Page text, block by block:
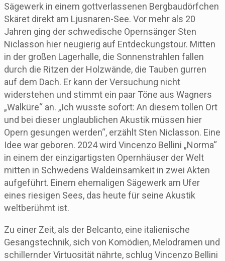
Sägewerk in einem gottverlassenen Bergbaudörfchen
Skäret direkt am Ljusnaren-See. Vor mehr als 20
Jahren ging der schwedische Opernsänger Sten
Niclasson hier neugierig auf Entdeckungstour. Mitten
in der großen Lagerhalle, die Sonnenstrahlen fallen
durch die Ritzen der Holzwände, die Tauben gurren
auf dem Dach. Er kann der Versuchung nicht
widerstehen und stimmt ein paar Töne aus Wagners
„Walküre“ an. „Ich wusste sofort: An diesem tollen Ort
und bei dieser unglaublichen Akustik müssen hier
Opern gesungen werden“, erzählt Sten Niclasson. Eine
Idee war geboren. 2024 wird Vincenzo Bellini „Norma“
in einem der einzigartigsten Opernhäuser der Welt
mitten in Schwedens Waldeinsamkeit in zwei Akten
aufgeführt. Einem ehemaligen Sägewerk am Ufer
eines riesigen Sees, das heute für seine Akustik
weltberühmt ist.
Zu einer Zeit, als der Belcanto, eine italienische
Gesangstechnik, sich von Komödien, Melodramen und
schillernder Virtuosität nährte, schlug Vincenzo Bellini